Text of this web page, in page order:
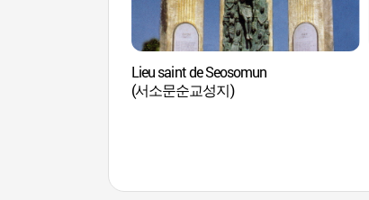
Lieu saint de Seosomun
(서소문순교성지)